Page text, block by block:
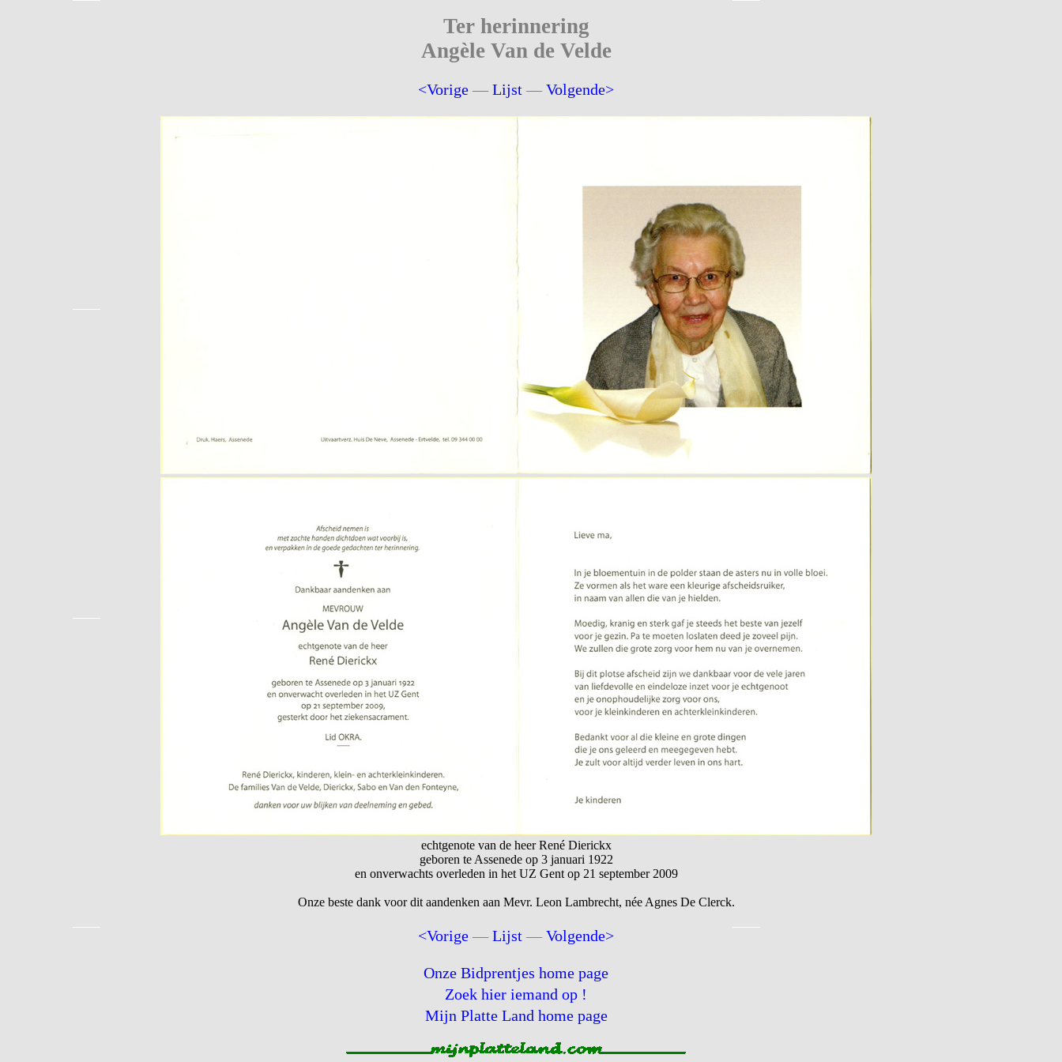
Ter herinnering
Angèle Van de Velde
<Vorige —Lijst —Volgende>
echtgenote van de heer René Dierickx
geboren te Assenede op 3 januari 1922
en onverwachts overleden in het UZ Gent op 21 september 2009
Onze beste dank voor dit aandenken aan Mevr. Leon Lambrecht, née Agnes De Clerck.
<Vorige —Lijst —Volgende>
Onze Bidprentjes home page
Zoek hier iemand op !
Mijn Platte Land home page